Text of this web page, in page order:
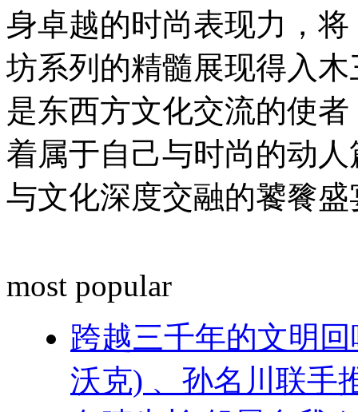
身卓越的时尚表现力，
坊系列的精髓展现得入
是东西方文化交流的使
着属于自己与时尚的动
与文化深度交融的饕餮盛
most popular
跨越三千年的文明
沃克) 、孙名川联手